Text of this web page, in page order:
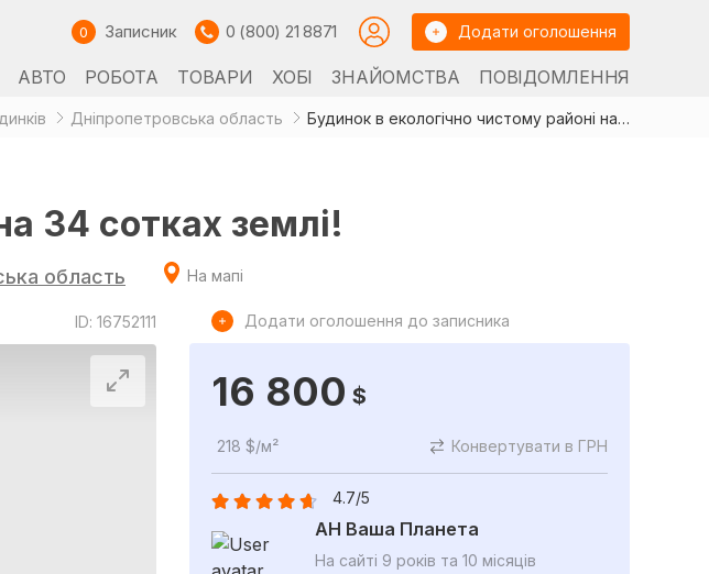
0 Записник 0 (800) 21 8871 Додати оголошення
АВТО РОБОТА ТОВАРИ ХОБІ ЗНАЙОМСТВА ПОВІДОМЛЕННЯ
Дніпропетровська область Будинок в екологічно чистому районі на 34 сотках землі!
34 сотках землі!
область На мапі
ID: 16752111 Додати оголошення до записника
16 800 $
218 $/м² Конвертувати в ГРН
4.7/5
АН Ваша Планета
На сайті 9 років та 10 місяців